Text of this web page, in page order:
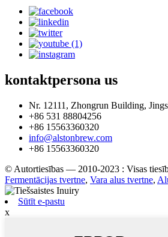
kontaktpersona us
Nr. 12111, Zhongrun Building,
+86 531 88804256
+86 15563360320
info@alstonbrew.com
+86 15563360320
© Autortiesības — 2010-2023 : Visas
Fermentācijas tvertne, Vara alus tvertne,
Sūtīt e-pastu
x